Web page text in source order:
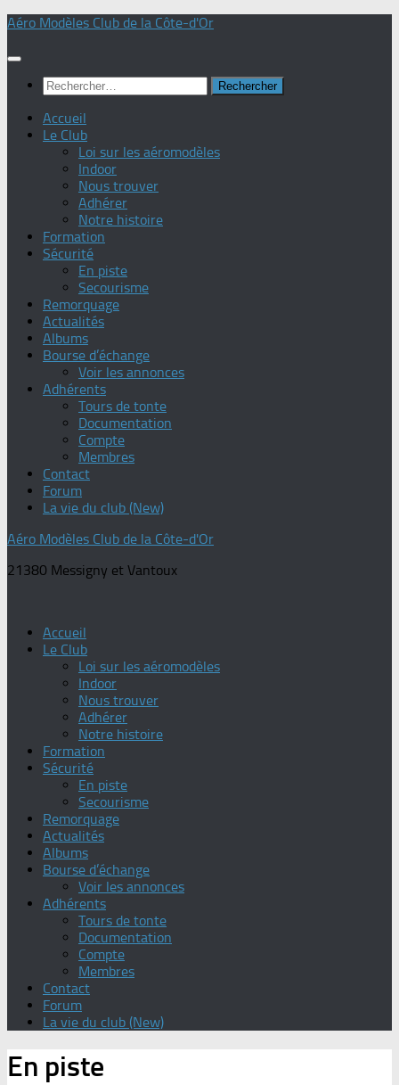
Skip
content
Aéro Modèles Club de la Côte-d'Or
Rechercher :
Accueil
Le Club
Loi sur les aéromodèles
Indoor
Nous trouver
Adhérer
Notre histoire
Formation
Sécurité
En piste
Secourisme
Remorquage
Actualités
Albums
Bourse d’échange
Voir les annonces
Adhérents
Tours de tonte
Documentation
Compte
Membres
Contact
Forum
La vie du club (New)
Aéro Modèles Club de la Côte-d'Or
21380 Messigny et Vantoux
Accueil
Le Club
Loi sur les aéromodèles
Indoor
Nous trouver
Adhérer
Notre histoire
Formation
Sécurité
En piste
Secourisme
Remorquage
Actualités
Albums
Bourse d’échange
Voir les annonces
Adhérents
Tours de tonte
Documentation
Compte
Membres
Contact
Forum
La vie du club (New)
En piste